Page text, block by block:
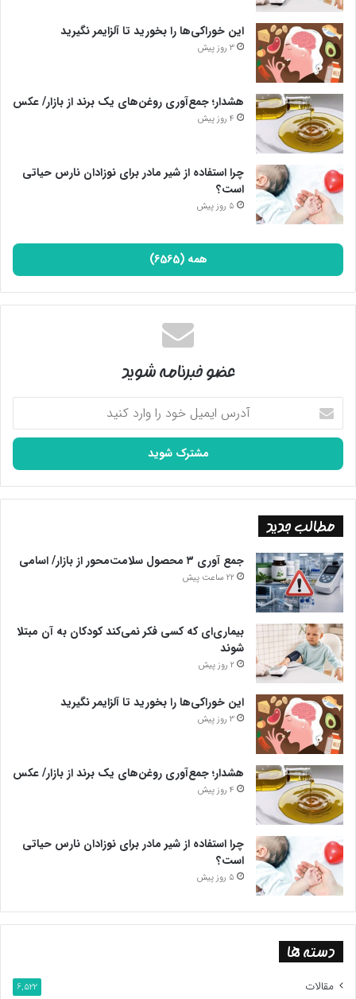
این خوراکی‌ها را بخورید تا آلزایمر نگیرید
3 روز پیش
هشدار؛ جمع‌آوری روغن‌های یک برند از بازار/ عکس
4 روز پیش
چرا استفاده از شیر مادر برای نوزادان نارس حیاتی
است؟
5 روز پیش
همه (6565)
عضو خبرنامه شوید
آدرس
ایمیل
خود
وارد
کنید
مطالب جدید
جمع آوری ۳ محصول سلامت‌محور از بازار/ اسامی
22 ساعت پیش
بیماری‌ای که کسی فکر نمی‌کند کودکان به آن مبتلا
شوند
2 روز پیش
این خوراکی‌ها را بخورید تا آلزایمر نگیرید
3 روز پیش
هشدار؛ جمع‌آوری روغن‌های یک برند از بازار/ عکس
4 روز پیش
چرا استفاده از شیر مادر برای نوزادان نارس حیاتی
است؟
5 روز پیش
دسته ها
مقالات 6,522